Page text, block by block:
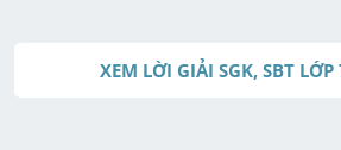
XEM LỜI GIẢI SGK, SBT